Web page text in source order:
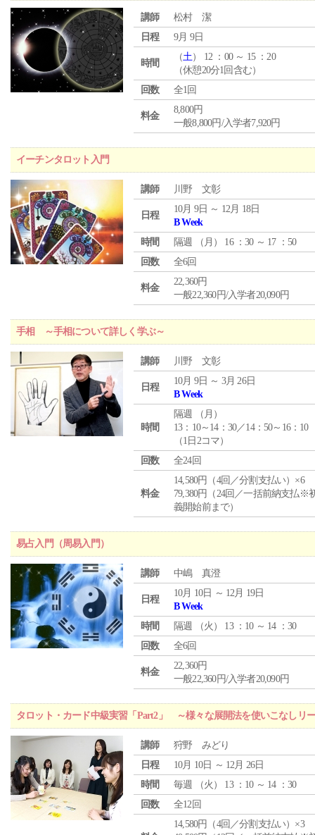
講師
松村 潔
日程
9月 9日
時間
（土） 12 ：00 ～ 15 ：20
（休憩20分1回含む）
回数
全1回
料金
8,800円
一般8,800円/入学者7,920円
イーチンタロット入門
講師 川野 文彰
日程
10月 9日 ～ 12月 18日
B Week
時間
隔週 （ 月 ） 16 ：30 ～ 17 ：50
回数
全6回
料金
22,360円
一般22,360円/入学者20,090円
手相 ～手相について詳しく学ぶ～
講師 川野 文彰
日程
10月 9日 ～ 3月 26日
B Week
時間
隔週 （ 月 ）
13：10～14：30／14：50～16：10
（1日2コマ）
回数
全24回
料金
14,580円（4回／分割支払い）×6
79,380円（24回／一括前納支払※
義開始前まで）
易占入門（周易入門）
講師 中嶋 真澄
日程
10月 10日 ～ 12月 19日
B Week
時間
隔週 （火 ） 13 ：10 ～ 14 ：30
回数
全6回
料金
22,360円
一般22,360円/入学者20,090円
タロット・カード中級実習「Part2」 ～様々な展開法を使いこなしリ
講師
狩野 みどり
日程
10月 10日 ～ 12月 26日
時間
毎週 （火 ） 13 ：10 ～ 14 ：30
回数
全12回
14,580円（4回／分割支払い）×3